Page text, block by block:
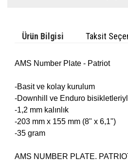
Ürün Bilgisi Taksit
AMS Number Plate - Patriot
-Basit ve kolay kurulum
-Downhill ve Enduro
-1,2 mm kalınlık
-203 mm x 155 mm (8" x 6,1")
-35 gram
AMS NUMBER PLATE.